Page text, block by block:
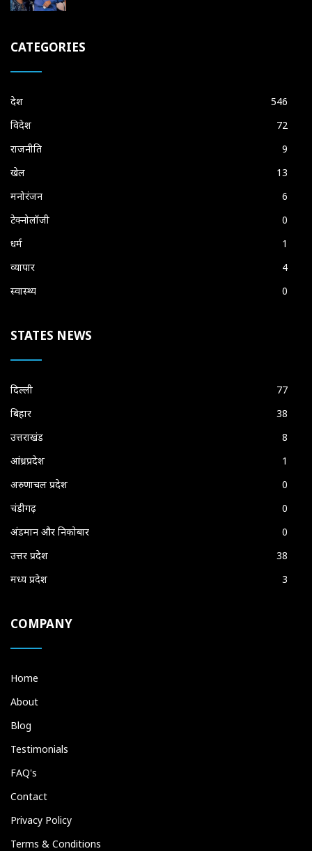
CATEGORIES
देश
546
विदेश
72
राजनीति
9
खेल
13
मनोरंजन
6
टेक्नोलॉजी
0
धर्म
1
व्यापार
4
स्वास्थ्य
0
STATES NEWS
दिल्ली
77
बिहार
38
उत्तराखंड
8
आंध्रप्रदेश
1
अरुणाचल प्रदेश
0
चंडीगढ़
0
अंडमान और निकोबार
0
उत्तर प्रदेश
38
मध्य प्रदेश
3
COMPANY
Home
About
Blog
Testimonials
FAQ's
Contact
Privacy Policy
Terms & Conditions